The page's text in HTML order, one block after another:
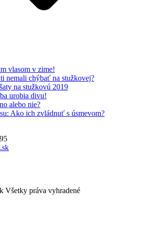
vlasom v zime!
nemali chýbať na stužkovej?
na stužkovú 2019
urobia divu!
alebo nie?
Ako ich zvládnuť s úsmevom?
Všetky práva vyhradené